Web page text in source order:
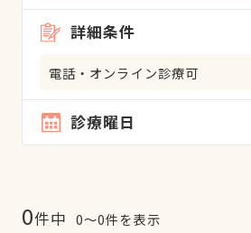
詳細条件
電話・オンライン診療可
診療曜日
0件中 0〜0件を表示